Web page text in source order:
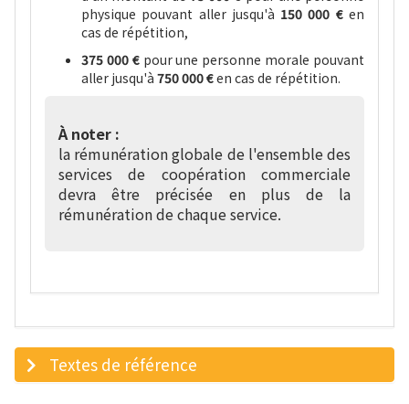
physique pouvant aller jusqu'à 150 000 €en
cas de répétition,
375 000 €pour une personne morale pouvant
aller jusqu'à 750 000 €en cas de répétition.
À noter :
la rémunération globale de l'ensemble des
services de coopération commerciale
devra être précisée en plus de la
rémunération de chaque service.
Textes de référence